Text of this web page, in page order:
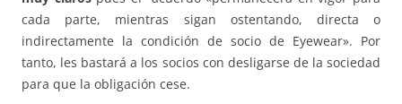
cada parte, mientras sigan ostentando, directa o
indirectamente la condición de socio de Eyewear». Por
tanto, les bastará a los socios con desligarse de la sociedad
para que la obligación cese.